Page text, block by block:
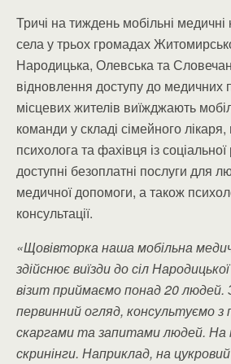
Тричі на тиждень мобільні
села у трьох громадах
Народицька, Олевська та
відновлення доступу до медичних
місцевих жителів виїжджають
команди у складі сімейного
психолога та фахівця із
доступні безоплатні послуги для
медичної допомоги, а також
консультації.
«Щовівторка наша мобільна
здійснює виїзди до сіл
візит приймаємо понад 20 людей.
первинний огляд, консультуємо з
скаргами та запитами людей. На
скринінги. Наприклад, на